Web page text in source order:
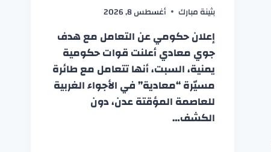
بثينة مبارك أغسطس 8, 2026
إعلان حكومي عن التعامل مع هدف
جوي معادي أعلنت قوات حكومية
يمنية، السبت، أنها تتعامل مع طائرة
مسيّرة “معادية” في الأجواء الغربية
للعاصمة المؤقتة عدن، دون
الكشف…